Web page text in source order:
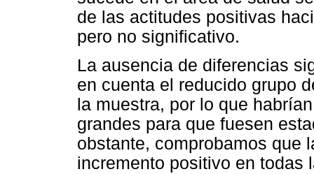
de las actitudes positivas
pero no significativo.
La ausencia de diferencias
en cuenta el reducido grupo
la muestra, por lo que
grandes para que fuesen
obstante, comprobamos que
incremento positivo en todas